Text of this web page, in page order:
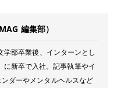
編集部）
部卒業後、インターンとし
に新卒で入社。記事執筆やイ
ダーやメンタルヘルスなど